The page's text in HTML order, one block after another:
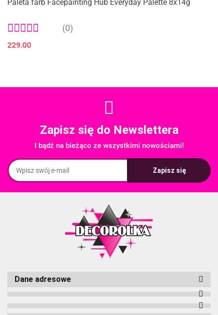
Paleta farb Facepainting Hub Everyday Palette 8x14g
(0)
229.00
Zapisz się do Newslettera
I bądź na bieżąco ze wszystkimi nowościami!
Dane adresowe